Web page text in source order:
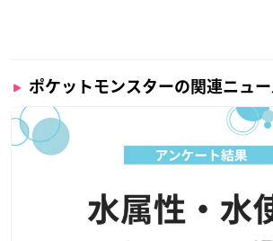
ポケットモンスターの関連ニュ